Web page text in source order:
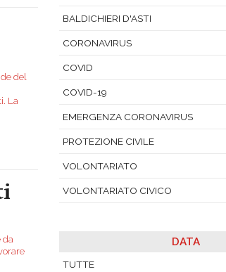
del
La
da
BALDICHIERI D'ASTI
CORONAVIRUS
COVID
COVID-19
EMERGENZA CORONAVIRUS
PROTEZIONE CIVILE
VOLONTARIATO
VOLONTARIATO CIVICO
DATA
TUTTE